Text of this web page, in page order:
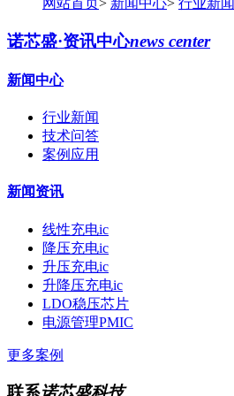
诺芯盛·资讯中心news center
新闻中心
行业新闻
技术问答
案例应用
新闻资讯
线性充电ic
降压充电ic
升压充电ic
升降压充电ic
LDO稳压芯片
电源管理PMIC
更多案例
联系诺芯盛科技